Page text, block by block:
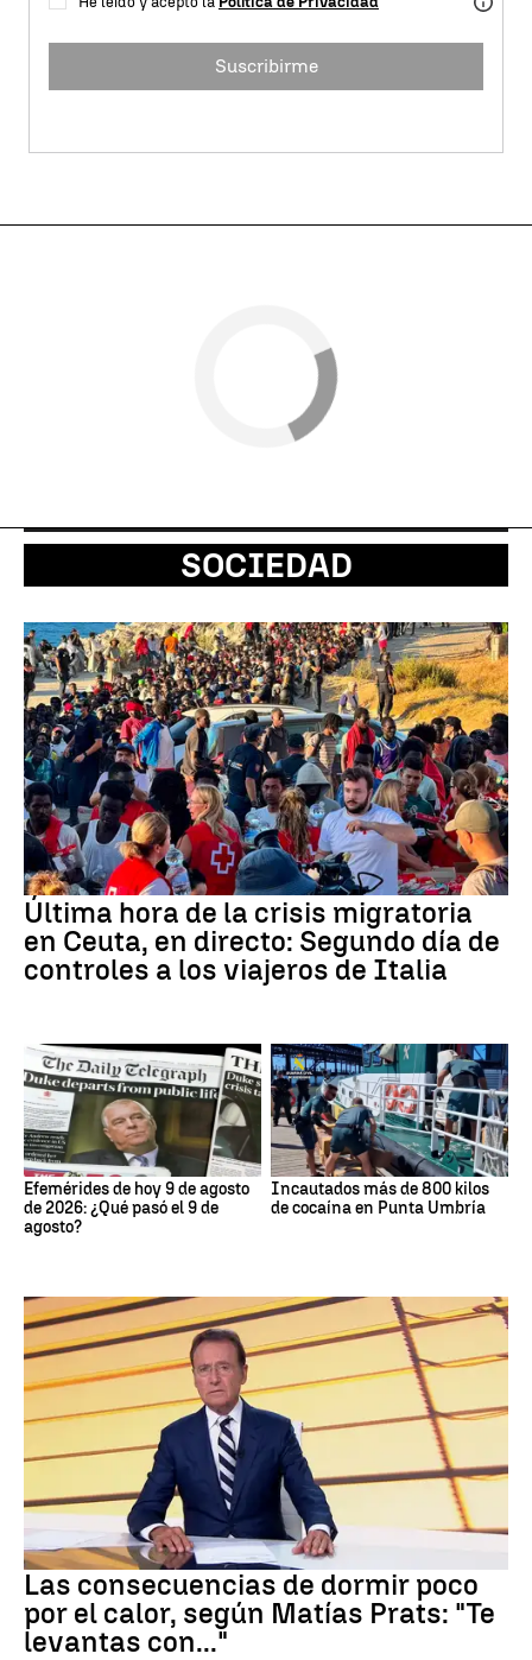
Suscribirme
SOCIEDAD
Última hora de la crisis migratoria
en Ceuta, en directo: Segundo día de
controles a los viajeros de Italia
Efemérides de hoy 9 de agosto
de 2026: ¿Qué pasó el 9 de
agosto?
Incautados más de 800 kilos
de cocaína en Punta Umbría
Dormir
Las consecuencias de dormir poco
por el calor, según Matías Prats: "Te
levantas con..."